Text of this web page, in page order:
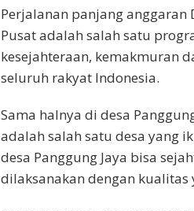
Perjalanan panjang anggaran
Pusat adalah salah satu
kesejahteraan, kemakmuran
seluruh rakyat Indonesia.
Sama halnya di desa
adalah salah satu desa yang
desa Panggung Jaya bisa
dilaksanakan dengan kualitas